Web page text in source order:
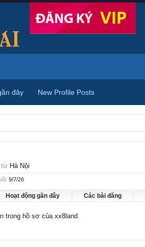
từ Hà Nội
9/7/26
Hoạt động gần đây Các bài đăng
trong hồ sơ của xx8land.
đây New Profile Posts